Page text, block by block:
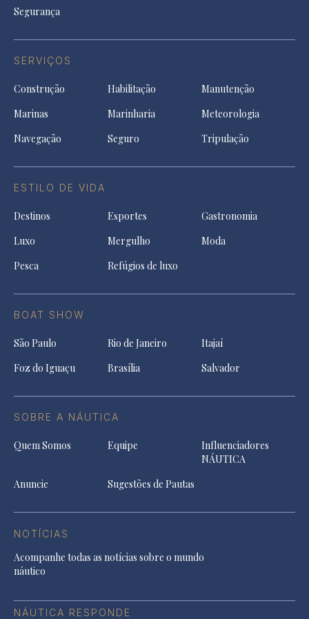
Segurança
SERVIÇOS
Construção Habilitação
Manutenção
Marinas
Marinharia
Meteorologia
Navegação
Seguro Tripulação
ESTILO DE VIDA
Destinos Esportes
Gastronomia
Luxo
Mergulho
Moda
Pesca
Refúgios de luxo
BOAT SHOW
São Paulo Rio de Janeiro
Itajaí
Foz do Iguaçu
Brasília Salvador
SOBRE A NÁUTICA
Quem Somos Equipe
Influenciadores
NÁUTICA
Anuncie
Sugestões de Pautas
NOTÍCIAS
Acompanhe todas as notícias sobre o mundo
náutico
NÁUTICA RESPONDE